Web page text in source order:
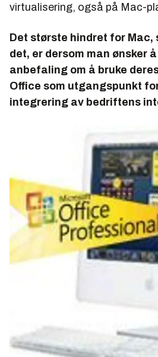
virtualisering, også på Mac-
Det største hindret for Mac,
det, er dersom man ønsker
anbefaling om å bruke
Office som utgangspunkt
integrering av bedriftens